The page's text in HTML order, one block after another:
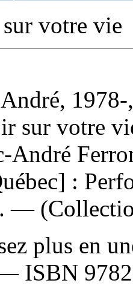
votre vie
1978-
sur votre
André
:
—
plus en
— ISBN